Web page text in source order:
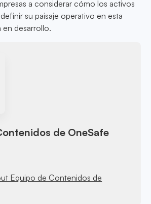
a considerar cómo los activos
su paisaje operativo en esta
en desarrollo.
de OneSafe
Equipo de Contenidos de